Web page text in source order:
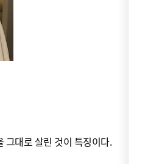
그대로 살린 것이 특징이다.